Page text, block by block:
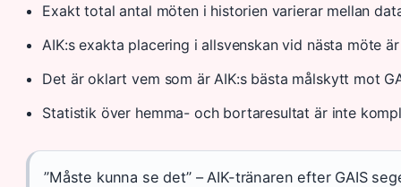
Exakt total antal möten i historien varierar mellan
AIK:s exakta placering i allsvenskan vid nästa möte
Det är oklart vem som är AIK:s bästa målskytt mot
Statistik över hemma- och bortaresultat är inte
”Måste kunna se det” – AIK-tränaren efter GAIS